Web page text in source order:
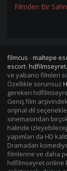
Filmden Bir
filmcus -maltepe
escort-
ve yabancı filmleri
Özellikle sorunsuz
gereken
Geniş film
orijinal dil
sinemasından
halinde
yapımları da HD
Dramadan
filmlerine ve daha
hdfilmseyret.online